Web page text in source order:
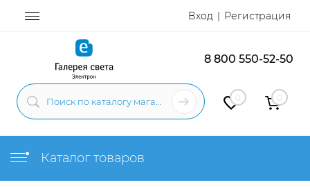
Вход Регистрация
8 800 550-52-50
0 0
Каталог товаров